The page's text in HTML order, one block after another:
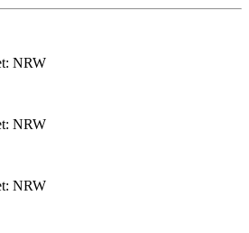
NRW
NRW
NRW